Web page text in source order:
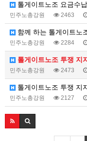
톨게이트노조 요금수
민주노총강원 2463
함께 하는 톨게이트노
민주노총강원 2284
톨게이트노조 투쟁 지
민주노총강원 2473
톨게이트노조 투쟁 지
민주노총강원 2127